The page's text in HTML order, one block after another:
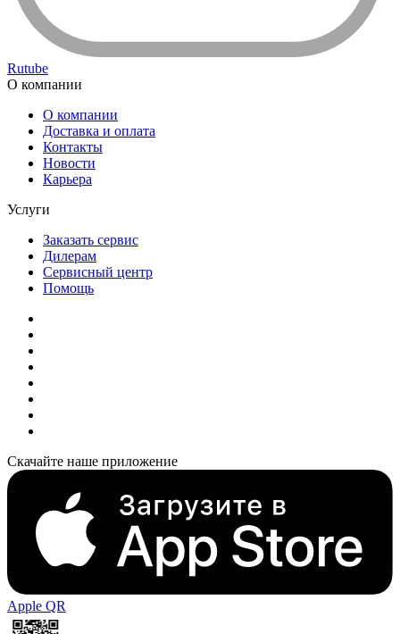
Rutube
О компании
О компании
Доставка и оплата
Контакты
Новости
Карьера
Услуги
Заказать сервис
Дилерам
Сервисный центр
Помощь
Скачайте наше приложение
Apple QR